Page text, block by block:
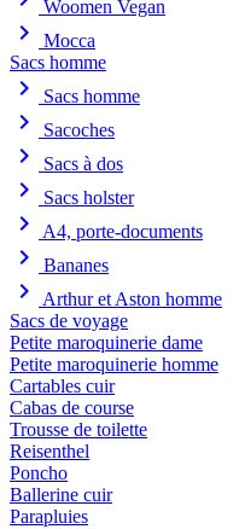
Woomen Vegan
chevron_right
Mocca
Sacs homme
chevron_right Sacs homme
chevron_right Sacoches
chevron_right Sacs à dos
chevron_right Sacs holster
chevron_right A4, porte-documents
chevron_right Bananes
chevron_right
Arthur et Aston homme
Sacs de voyage
Petite maroquinerie dame
Petite maroquinerie homme
Cartables cuir
Cabas de course
Trousse de toilette
Reisenthel
Poncho
Ballerine cuir
Parapluies